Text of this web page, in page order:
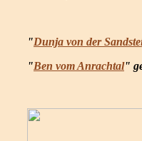
"Dunja von der
"Ben vom Anrachtal"